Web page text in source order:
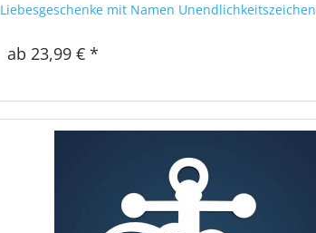
Liebesgeschenke mit Namen Unendlichkeitszeichen
ab 23,99 € *